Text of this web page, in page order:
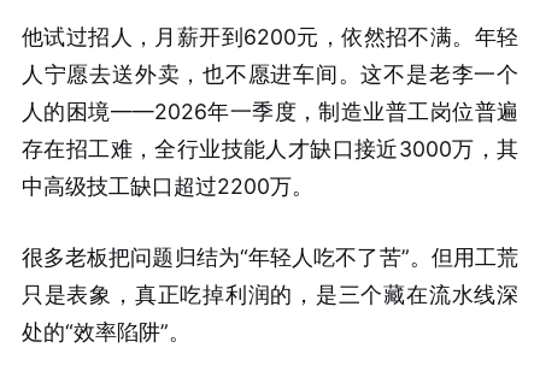
他试过招人，月薪开到6200元，依然招不满。年轻
人宁愿去送外卖，也不愿进车间。这不是老李一个
人的困境——2026年一季度，制造业普工岗位普遍
存在招工难，全行业技能人才缺口接近3000万，其
中高级技工缺口超过2200万。
很多老板把问题归结为“年轻人吃不了苦”。但用工荒
只是表象，真正吃掉利润的，是三个藏在流水线深
处的“效率陷阱”。